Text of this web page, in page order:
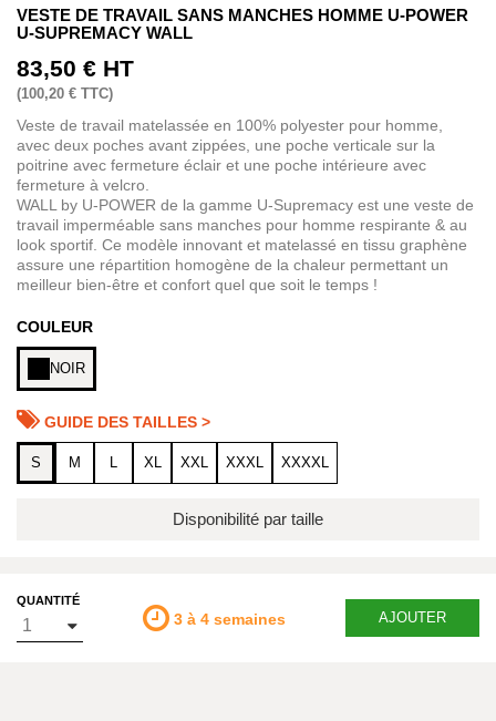
VESTE DE TRAVAIL SANS MANCHES HOMME U-POWER
U-SUPREMACY WALL
83,50 € HT
(100,20 € TTC)
Veste de travail matelassée en 100% polyester pour homme,
avec deux poches avant zippées, une poche verticale sur la
poitrine avec fermeture éclair et une poche intérieure avec
fermeture à velcro.
WALL by U-POWER de la gamme U-Supremacy est une veste de
travail imperméable sans manches pour homme respirante & au
look sportif. Ce modèle innovant et matelassé en tissu graphène
assure une répartition homogène de la chaleur permettant un
meilleur bien-être et confort quel que soit le temps !
COULEUR
NOIR
GUIDE DES TAILLES >
S M L XL XXL XXXL XXXXL
Disponibilité par taille
QUANTITÉ
3 à 4 semaines AJOUTER